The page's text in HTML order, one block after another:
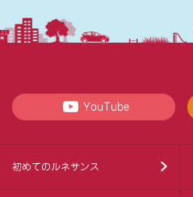
YouTube
初めてのルネサンス